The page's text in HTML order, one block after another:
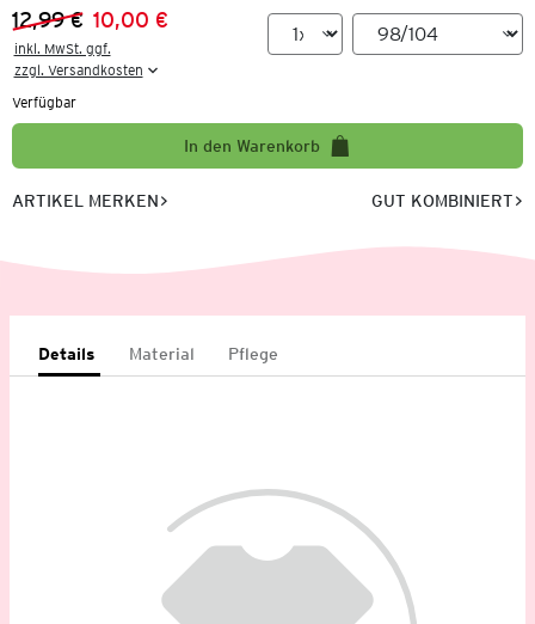
Vorheriger Preis:
12,99 €
Neuer Preis:
10,00 €
inkl. MwSt. ggf.
zzgl. Versandkosten
Verfügbar
In den Warenkorb
ARTIKEL MERKEN GUT KOMBINIERT
Details Material Pflege